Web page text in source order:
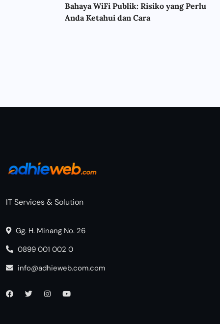
Bahaya WiFi Publik: Risiko yang Perlu
Anda Ketahui dan Cara
IT Services & Solution
Gg. H. Minang No. 26
0899 001 002 0
info@adhieweb.com.com